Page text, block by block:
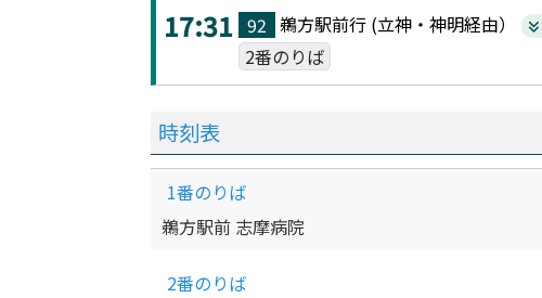
17:31 92 鵜方駅前行 (立神・神明経由）
2番のりば
時刻表
1番のりば
鵜方駅前 志摩病院
2番のりば